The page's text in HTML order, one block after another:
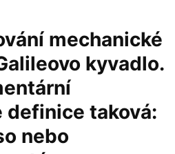
mechanické
kyvadlo.
definice taková:
nebo